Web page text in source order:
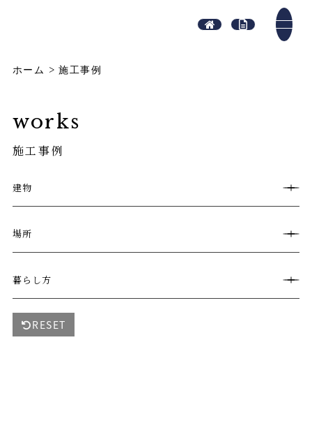
ホーム >施工事例
works
施工事例
建物
場所
暮らし方
RESET